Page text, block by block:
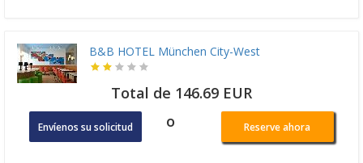
B&B HOTEL München City-West
Total de 146.69 EUR
Envíenos su solicitud o Reserve ahora